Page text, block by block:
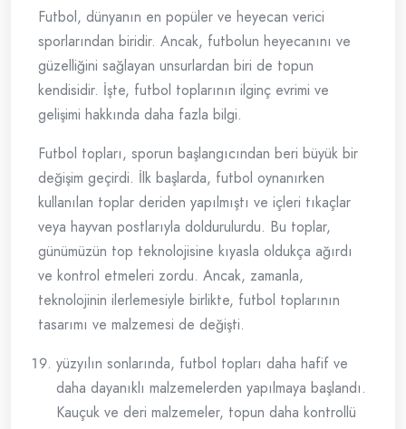
Futbol, dünyanın en popüler ve heyecan verici
sporlarından biridir. Ancak, futbolun heyecanını ve
güzelliğini sağlayan unsurlardan biri de topun
kendisidir. İşte, futbol toplarının ilginç evrimi ve
gelişimi hakkında daha fazla bilgi.
Futbol topları, sporun başlangıcından beri büyük bir
değişim geçirdi. İlk başlarda, futbol oynanırken
kullanılan toplar deriden yapılmıştı ve içleri tıkaçlar
veya hayvan postlarıyla doldurulurdu. Bu toplar,
günümüzün top teknolojisine kıyasla oldukça ağırdı
ve kontrol etmeleri zordu. Ancak, zamanla,
teknolojinin ilerlemesiyle birlikte, futbol toplarının
tasarımı ve malzemesi de değişti.
yüzyılın sonlarında, futbol topları daha hafif ve
daha dayanıklı malzemelerden yapılmaya başlandı.
Kauçuk ve deri malzemeler, topun daha kontrollü